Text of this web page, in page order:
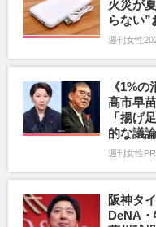
火災が
らない”
週刊女性
《1%
高市早
「揚げ
的な議
週刊女性
阪神タ
DeNA